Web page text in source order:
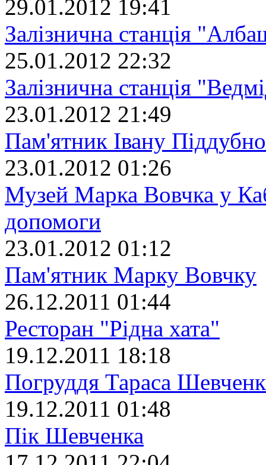
29.01.2012 19:41
Залізнична станція
25.01.2012 22:32
Залізнична станція
23.01.2012 21:49
Пам'ятник Івану
23.01.2012 01:26
Музей Марка Вовчка у
допомоги
23.01.2012 01:12
Пам'ятник Марку Вовчку
26.12.2011 01:44
Ресторан "Рідна хата"
19.12.2011 18:18
Погруддя Тараса
19.12.2011 01:48
Пік Шевченка